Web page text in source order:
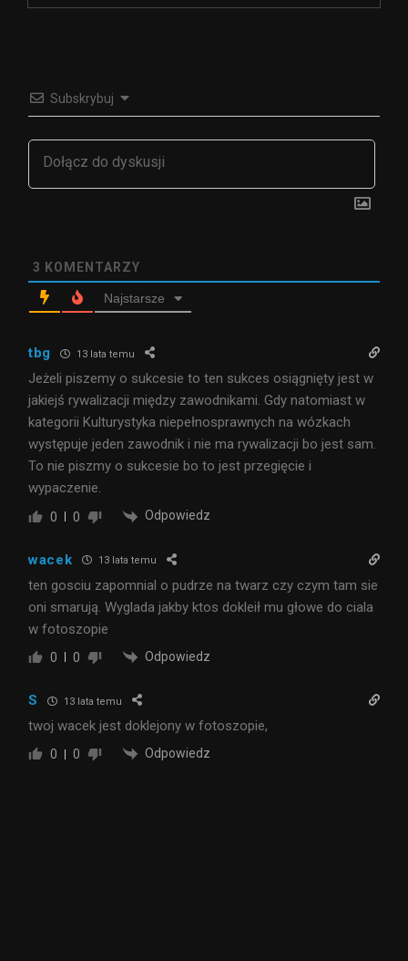
Subskrybuj
3 KOMENTARZY
Najstarsze
tbg 13 lata temu
Jeżeli piszemy o sukcesie to ten sukces osiągnięty jest w
jakiejś rywalizacji między zawodnikami. Gdy natomiast w
kategorii Kulturystyka niepełnosprawnych na wózkach
występuje jeden zawodnik i nie ma rywalizacji bo jest sam.
To nie piszmy o sukcesie bo to jest przegięcie i
wypaczenie.
0 0 Odpowiedz
wacek 13 lata temu
ten gosciu zapomnial o pudrze na twarz czy czym tam sie
oni smarują. Wyglada jakby ktos dokleił mu głowe do ciala
w fotoszopie
0 0 Odpowiedz
S 13 lata temu
twoj wacek jest doklejony w fotoszopie,
0 0 Odpowiedz